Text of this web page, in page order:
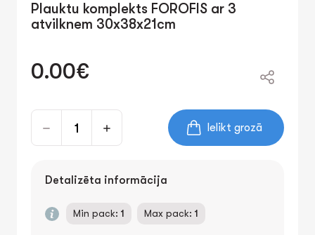
Plauktu komplekts FOROFIS ar 3
atvilknem 30x38x21cm
0.00€
Ielikt grozā
Detalizēta informācija
Min pack: 1 Max pack: 1